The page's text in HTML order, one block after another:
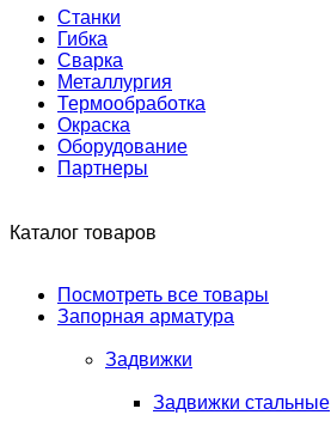
Станки
Гибка
Сварка
Металлургия
Термообработка
Окраска
Оборудование
Партнеры
Каталог товаров
Посмотреть все товары
Запорная арматура
Задвижки
Задвижки стальные